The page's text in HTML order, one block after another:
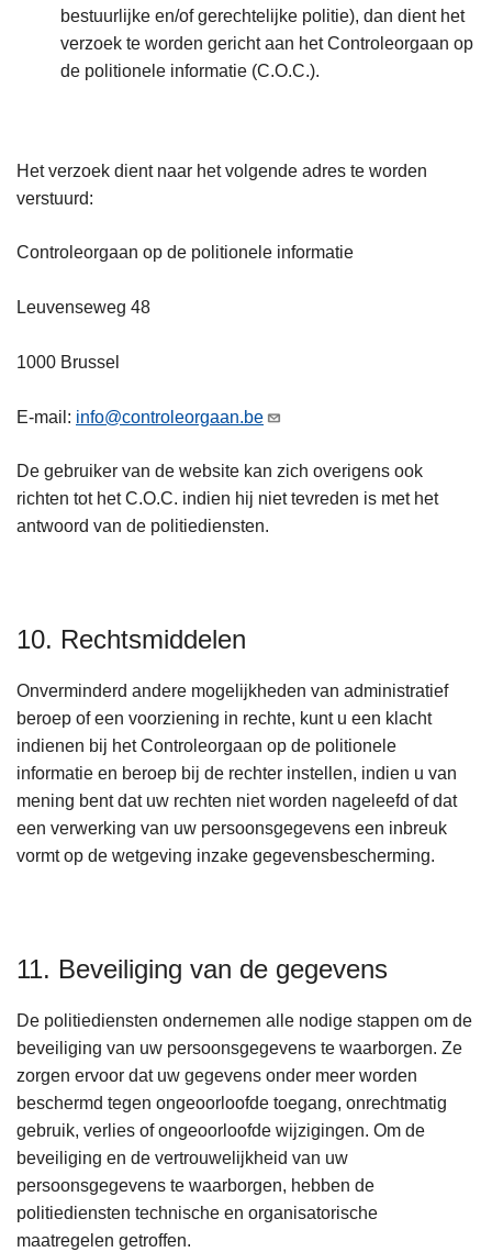
bestuurlijke en/of gerechtelijke politie), dan dient het
verzoek te worden gericht aan het Controleorgaan op
de politionele informatie (C.O.C.).
Het verzoek dient naar het volgende adres te worden
verstuurd:
Controleorgaan op de politionele informatie
Leuvenseweg 48
1000 Brussel
E-mail: info@controleorgaan.be
De gebruiker van de website kan zich overigens ook
richten tot het C.O.C. indien hij niet tevreden is met het
antwoord van de politiediensten.
10. Rechtsmiddelen
Onverminderd andere mogelijkheden van administratief
beroep of een voorziening in rechte, kunt u een klacht
indienen bij het Controleorgaan op de politionele
informatie en beroep bij de rechter instellen, indien u van
mening bent dat uw rechten niet worden nageleefd of dat
een verwerking van uw persoonsgegevens een inbreuk
vormt op de wetgeving inzake gegevensbescherming.
11. Beveiliging van de gegevens
De politiediensten ondernemen alle nodige stappen om de
beveiliging van uw persoonsgegevens te waarborgen. Ze
zorgen ervoor dat uw gegevens onder meer worden
beschermd tegen ongeoorloofde toegang, onrechtmatig
gebruik, verlies of ongeoorloofde wijzigingen. Om de
beveiliging en de vertrouwelijkheid van uw
persoonsgegevens te waarborgen, hebben de
politiediensten technische en organisatorische
maatregelen getroffen.